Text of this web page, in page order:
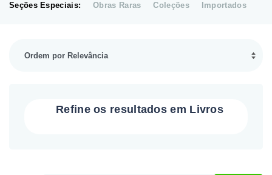
Seções Especiais: Obras Raras Coleções Importados
Refine os resultados em Livros